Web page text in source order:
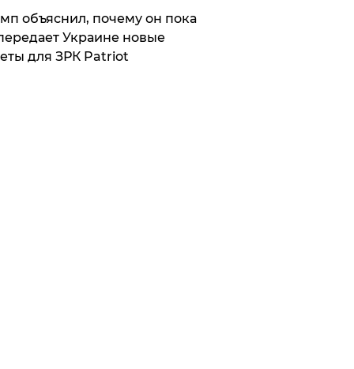
объяснил, почему он пока
Украине новые
для ЗРК Patriot